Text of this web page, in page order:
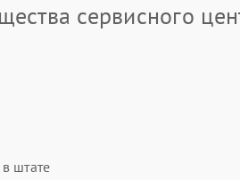
сервисного
штате